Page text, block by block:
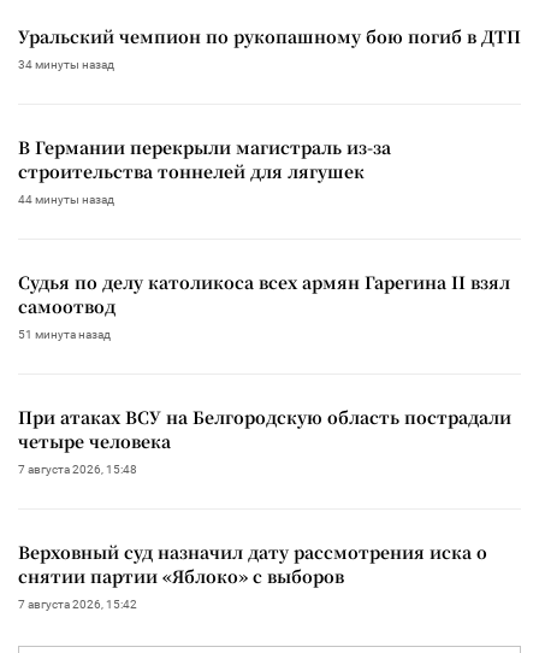
Уральский чемпион по рукопашному бою погиб в ДТП
34 минуты назад
В Германии перекрыли магистраль из-за
строительства тоннелей для лягушек
44 минуты назад
Судья по делу католикоса всех армян Гарегина II взял
самоотвод
51 минута назад
При атаках ВСУ на Белгородскую область пострадали
четыре человека
7 августа 2026, 15:48
Верховный суд назначил дату рассмотрения иска о
снятии партии «Яблоко» с выборов
7 августа 2026, 15:42